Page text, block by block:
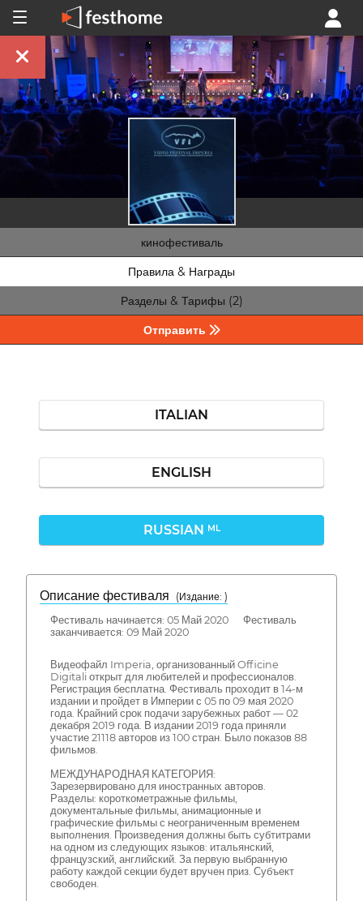
кинофестиваль
Правила & Награды
Разделы & Тарифы (2)
Отправить
ITALIAN
ENGLISH
RUSSIAN ML
Описание фестиваля
( Издание: )
Фестиваль начинается: 05 Май 2020 Фестиваль
заканчивается: 09 Май 2020
Видеофайл Imperia, организованный Officine
Digitali открыт для любителей и профессионалов.
Регистрация бесплатна. Фестиваль проходит в 14-м
издании и пройдет в Империи с 05 по 09 мая 2020
года. Крайний срок подачи зарубежных работ — 02
декабря 2019 года. В издании 2019 года приняли
участие 21118 авторов из 100 стран. Было показов 88
фильмов.
МЕЖДУНАРОДНАЯ КАТЕГОРИЯ:
Зарезервировано для иностранных авторов.
Разделы: короткометражные фильмы,
документальные фильмы, анимационные и
графические фильмы с неограниченным временем
выполнения. Произведения должны быть субтитрами
на одном из следующих языков: итальянский,
французский, английский. За первую выбранную
работу каждой секции будет вручен приз. Субъект
свободен.